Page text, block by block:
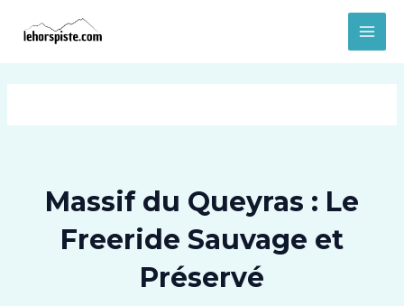
Massif du Queyras : Le
Freeride Sauvage et
Préservé